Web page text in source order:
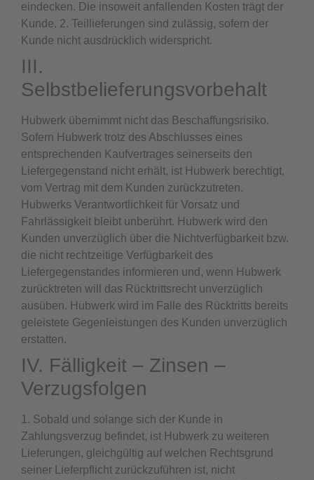
eindecken. Die insoweit anfallenden Kosten trägt der
Kunde. 2. Teillieferungen sind zulässig, sofern der
Kunde nicht ausdrücklich widerspricht.
III.
Selbstbelieferungsvorbehalt
Hubwerk übernimmt nicht das Beschaffungsrisiko.
Sofern Hubwerk trotz des Abschlusses eines
entsprechenden Kaufvertrages seinerseits den
Liefergegenstand nicht erhält, ist Hubwerk berechtigt,
vom Vertrag mit dem Kunden zurückzutreten.
Hubwerks Verantwortlichkeit für Vorsatz und
Fahrlässigkeit bleibt unberührt. Hubwerk wird den
Kunden unverzüglich über die Nichtverfügbarkeit bzw.
die nicht rechtzeitige Verfügbarkeit des
Liefergegenstandes informieren und, wenn Hubwerk
zurücktreten will das Rücktrittsrecht unverzüglich
ausüben. Hubwerk wird im Falle des Rücktritts bereits
geleistete Gegenleistungen des Kunden unverzüglich
erstatten.
IV. Fälligkeit – Zinsen –
Verzugsfolgen
1. Sobald und solange sich der Kunde in
Zahlungsverzug befindet, ist Hubwerk zu weiteren
Lieferungen, gleichgültig auf welchen Rechtsgrund
seiner Lieferpflicht zurückzuführen ist, nicht